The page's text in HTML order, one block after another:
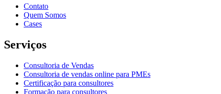
Contato
Quem Somos
Cases
Serviços
Consultoria de Vendas
Consultoria de vendas online para PMEs
Certificação para consultores
Formação para consultores